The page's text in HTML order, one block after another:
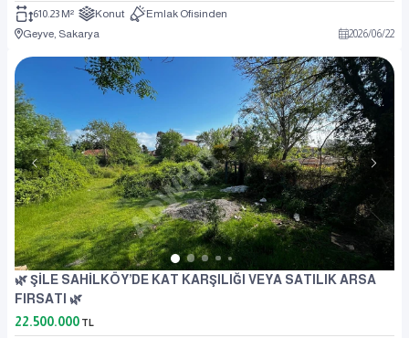
610.23 M² Konut
Emlak Ofisinden
Geyve, Sakarya
2026/06/22
🌿 ŞİLE SAHİLKÖY’DE KAT KARŞILIĞI VEYA SATILIK ARSA
FIRSATI 🌿
22.500.000 TL